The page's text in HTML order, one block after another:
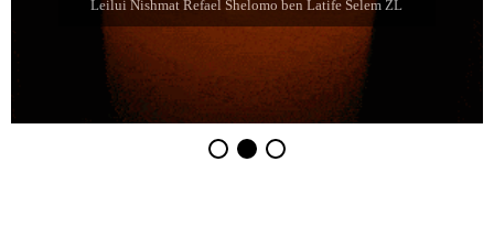
Leilui Nishmat Sara bat Farida Chabube ZL